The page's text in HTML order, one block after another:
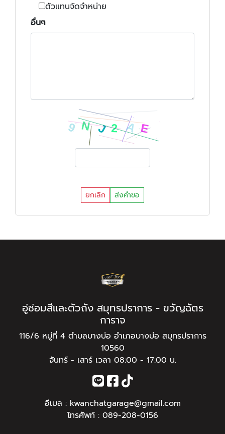
ตัวแทนจัดจำหน่าย
อื่นๆ
ยกเลิก ส่งคำขอ
อู่ซ่อมสีและตัวถัง สมุทรปราการ - ขวัญฉัตร
การาจ
116/6 หมู่ที่ 4 ตำบลบางบ่อ อำเภอบางบ่อ สมุทรปราการ
10560
จันทร์ - เสาร์ เวลา 08:00 - 17:00 น.
อีเมล : kwanchatgarage@gmail.com
โทรศัพท์ : 089-208-0156